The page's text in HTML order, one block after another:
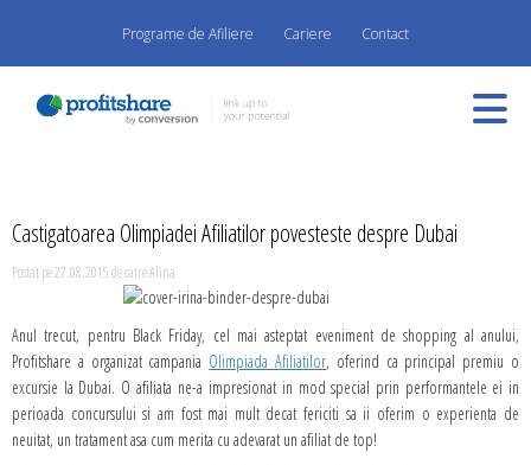
Programe de Afiliere Cariere Contact
Castigatoarea Olimpiadei Afiliatilor povesteste despre Dubai
Postat pe 27.08.2015 de catre Alina
Anul trecut, pentru Black Friday, cel mai asteptat eveniment de shopping al anului,
Profitshare a organizat campania Olimpiada Afiliatilor, oferind ca principal premiu o
excursie la Dubai. O afiliata ne-a impresionat in mod special prin performantele ei in
perioada concursului si am fost mai mult decat fericiti sa ii oferim o experienta de
neuitat, un tratament asa cum merita cu adevarat un afiliat de top!